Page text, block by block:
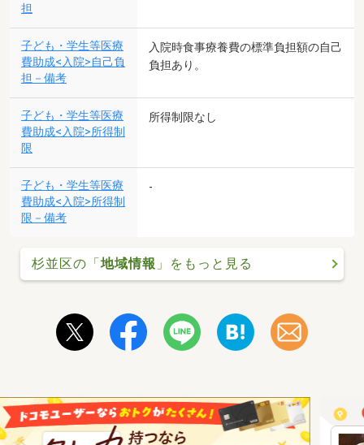
担
子ども・学生等医療
費助成<入院>自己負
担－備考
入院時食事療養費の標準負担額の自己
負担あり。
子ども・学生等医療
費助成<入院>所得制
限
所得制限なし
子ども・学生等医療
費助成<入院>所得制
限－備考
-
杉並区の「 地域情報 」をもっと見る